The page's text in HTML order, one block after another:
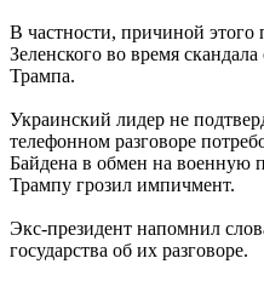
В частности, причиной этого
Зеленского во время
Трампа.
Украинский лидер не
телефонном разговоре
Байдена в обмен на военную
Трампу грозил импичмент.
Экс-президент напомнил
государства об их разговоре.